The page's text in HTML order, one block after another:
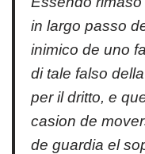
in largo passo
inimico de uno
di tale falso
per il dritto, e
casion de
de guardia el